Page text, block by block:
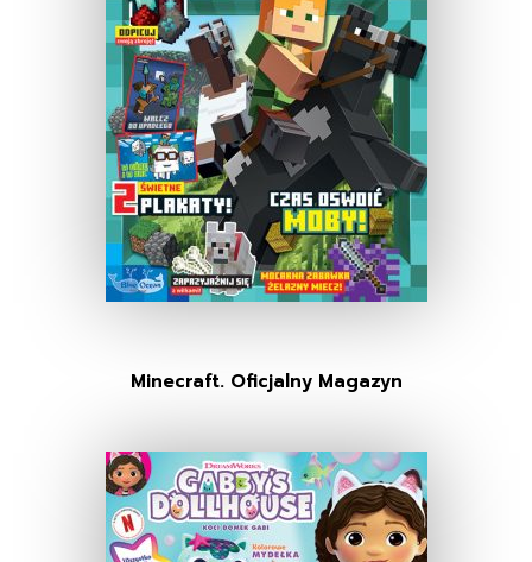
Minecraft. Oficjalny Magazyn